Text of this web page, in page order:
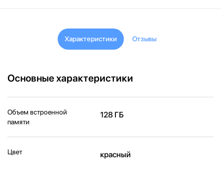
Характеристики Отзывы
Основные характеристики
Объем встроенной
памяти
128 ГБ
Цвет красный